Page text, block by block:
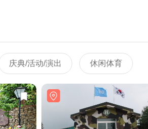
庆典/活动/演出 休闲体育